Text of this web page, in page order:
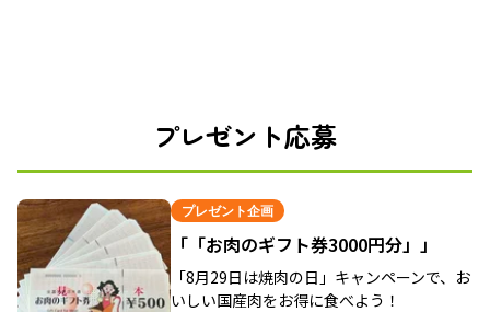
プレゼント応募
プレゼント企画
「「お肉のギフト券3000円分」」
「8月29日は焼肉の日」キャンペーンで、お
いしい国産肉をお得に食べよう！